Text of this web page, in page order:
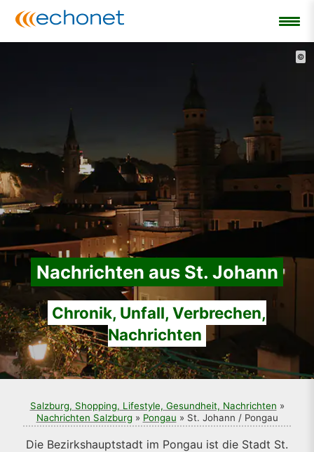
Nachrichten aus St. Johann
Chronik, Unfall, Verbrechen,
Nachrichten
©
Salzburg, Shopping, Lifestyle, Gesundheit, Nachrichten »
Nachrichten Salzburg » Pongau » St. Johann / Pongau
Die Bezirkshauptstadt im Pongau ist die Stadt St.